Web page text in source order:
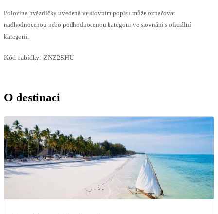
Polovina hvězdičky uvedená ve slovním popisu může označovat
nadhodnocenou nebo podhodnocenou kategorii ve srovnání s oficiální
kategorií.
Kód nabídky: ZNZ2SHU
O destinaci